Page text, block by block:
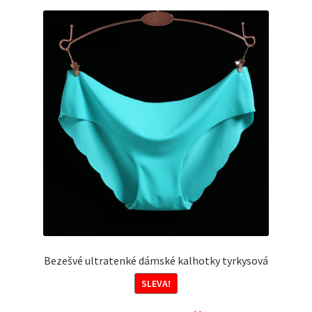
Možnosti
vybrat
na
stránce
produktu
Bezešvé ultratenké dámské kalhotky tyrkysová
SLEVA!